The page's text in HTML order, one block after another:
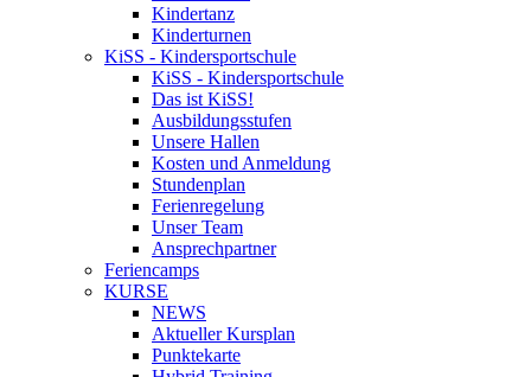
Kindertanz
Kinderturnen
KiSS - Kindersportschule
KiSS - Kindersportschule
Das ist KiSS!
Ausbildungsstufen
Unsere Hallen
Kosten und Anmeldung
Stundenplan
Ferienregelung
Unser Team
Ansprechpartner
Feriencamps
KURSE
NEWS
Aktueller Kursplan
Punktekarte